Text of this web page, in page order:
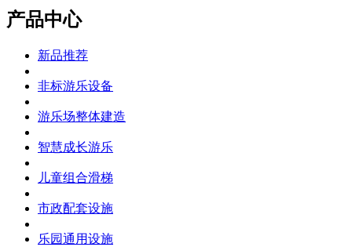
产品中心
新品推荐
非标游乐设备
游乐场整体建造
智慧成长游乐
儿童组合滑梯
市政配套设施
乐园通用设施